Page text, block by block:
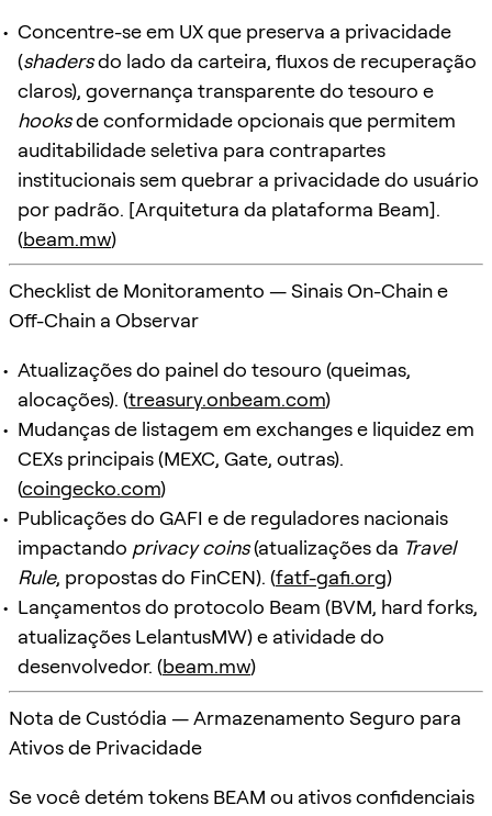
Concentre-se em UX que preserva a privacidade
(shadersdo lado da carteira, fluxos de recuperação
claros), governança transparente do tesouro e
hooksde conformidade opcionais que permitem
auditabilidade seletiva para contrapartes
institucionais sem quebrar a privacidade do usuário
por padrão. [Arquitetura da plataforma Beam].
(beam.mw)
Checklist de Monitoramento — Sinais On-Chain e
Off-Chain a Observar
Atualizações do painel do tesouro (queimas,
alocações). (treasury.onbeam.com)
Mudanças de listagem em exchanges e liquidez em
CEXs principais (MEXC, Gate, outras).
(coingecko.com)
Publicações do GAFI e de reguladores nacionais
impactando privacy coins(atualizações da Travel
Rule, propostas do FinCEN). (fatf-gafi.org)
Lançamentos do protocolo Beam (BVM, hard forks,
atualizações LelantusMW) e atividade do
desenvolvedor. (beam.mw)
Nota de Custódia — Armazenamento Seguro para
Ativos de Privacidade
Se você detém tokens BEAM ou ativos confidenciais